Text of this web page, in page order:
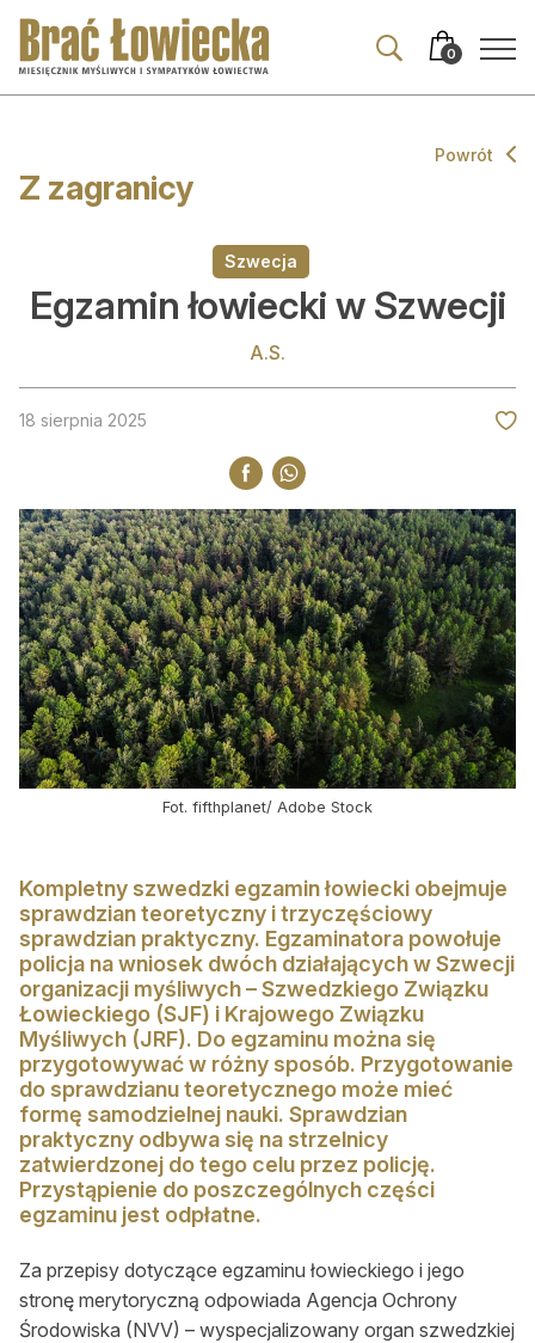
Przejdź
nawigacji
Przejdź
treści
0
Aktualności
Wydarzenia
Z zagranicy
Komentarze i opinie
Konkursy
Konkursy
Regulamin krzyżówki
Galeria
Stałe rubryki
Prawo łowieckie
Broń, amunicja, optyka i akcesoria
W myśliwskiej kuchni
Ludzie
Archiwum
Okresy polowań
Słońce i księżyc
O nas
O nas
Gdzie kupić BŁ
Z zagranicy
Powrót
Szwecja
Egzamin łowiecki w Szwecji
A.S.
18 sierpnia 2025
Fot. fifthplanet/ Adobe Stock
Kompletny szwedzki egzamin łowiecki obejmuje
sprawdzian teoretyczny i trzyczęściowy
sprawdzian praktyczny. Egzaminatora powołuje
policja na wniosek dwóch działających w Szwecji
organizacji myśliwych – Szwedzkiego Związku
Łowieckiego (SJF) i Krajowego Związku
Myśliwych (JRF). Do egzaminu można się
przygotowywać w różny sposób. Przygotowanie
do sprawdzianu teoretycznego może mieć
formę samodzielnej nauki. Sprawdzian
praktyczny odbywa się na strzelnicy
zatwierdzonej do tego celu przez policję.
Przystąpienie do poszczególnych części
egzaminu jest odpłatne.
Za przepisy dotyczące egzaminu łowieckiego i jego
stronę merytoryczną odpowiada Agencja Ochrony
Środowiska (NVV) – wyspecjalizowany organ szwedzkiej